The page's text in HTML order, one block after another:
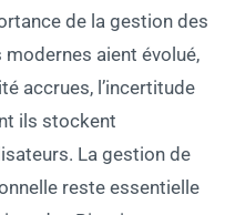
de la gestion des
aient évolué,
accrues, l’incertitude
ils stockent
La gestion de
reste essentielle